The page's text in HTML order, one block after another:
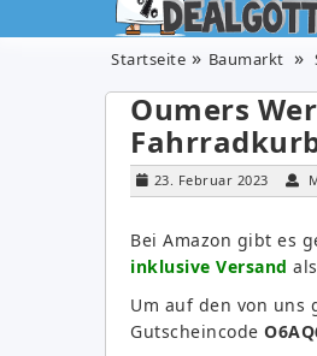
Startseite Baumarkt
Oumers
23. Februar 2023
Bei Amazon gibt es
inklusive Versand
Um auf den von uns
Gutscheincode